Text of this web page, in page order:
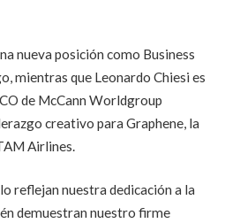
nueva posición como Business
mientras que Leonardo Chiesi es
de McCann Worldgroup
creativo para Graphene, la
Airlines.
reflejan nuestra dedicación a la
demuestran nuestro firme